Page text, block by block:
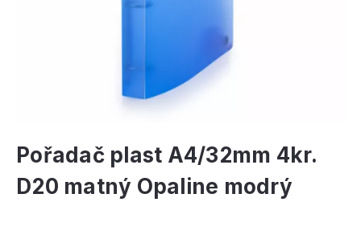
Pořadač plast A4/32mm 4kr.
D20 matný Opaline modrý